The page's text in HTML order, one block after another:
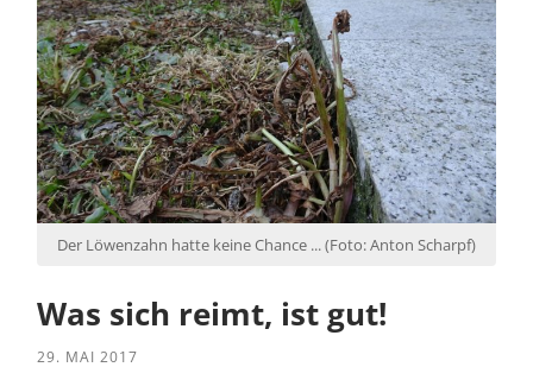
Der Löwenzahn hatte keine Chance ... (Foto: Anton Scharpf)
Was sich reimt, ist gut!
29. MAI 2017